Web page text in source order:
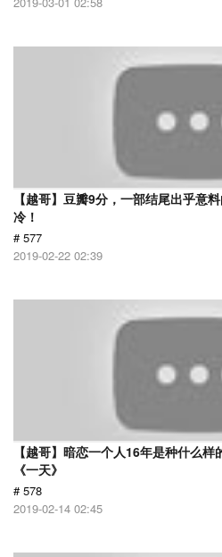
【越哥】豆瓣9分，一部结尾出乎意
冷！
# 577
2019-02-22 02:39
【越哥】暗恋一个人16年是种什么
《一天》
# 578
2019-02-14 02:45